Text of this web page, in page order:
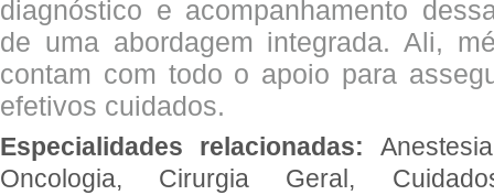
diagnóstico e acompanhamento
de uma abordagem integrada. Ali,
contam com todo o apoio para
efetivos cuidados.
Especialidades relacionadas:
Oncologia, Cirurgia Geral,